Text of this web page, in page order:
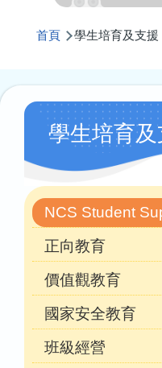
導
航
連
結
首頁 學生培育及支援
Main
navigation
(自
訂)
學生培育及
NCS Student
正向教育
價值觀教育
國家安全教育
班級經營